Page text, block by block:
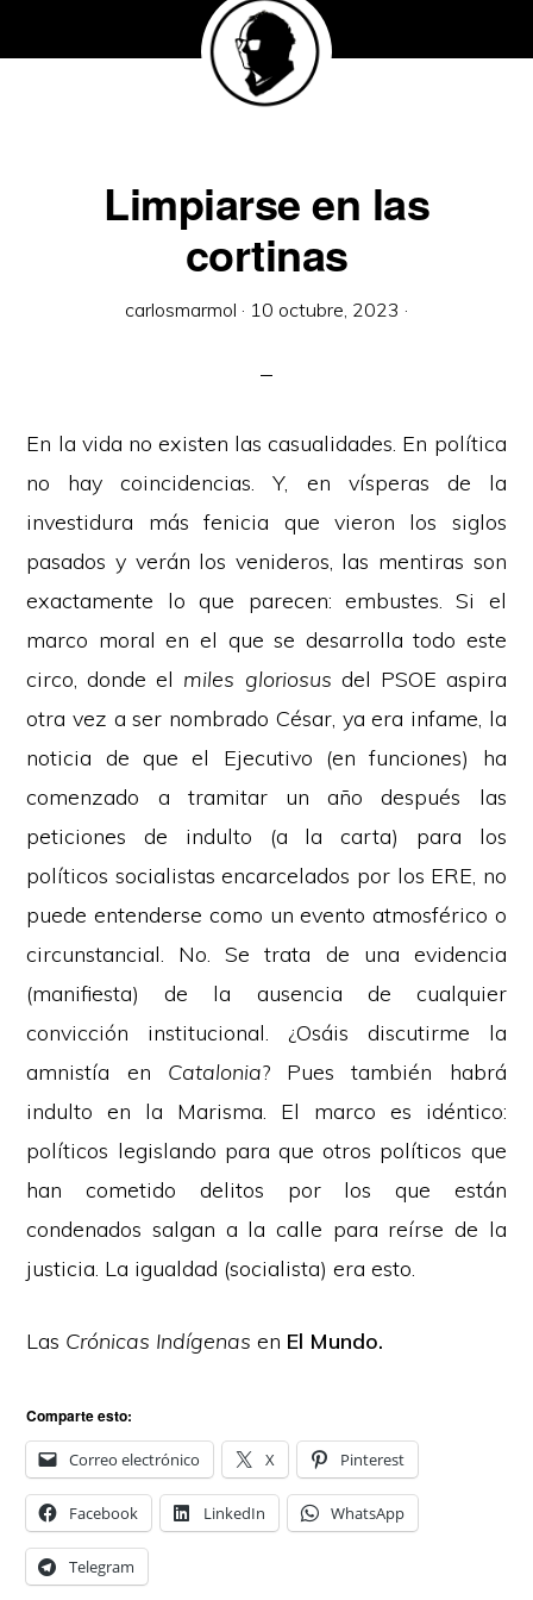
Limpiarse en las
cortinas
carlosmarmol · 10 octubre, 2023 ·
En la vida no existen las casualidades. En política
no hay coincidencias. Y, en vísperas de la
investidura más fenicia que vieron los siglos
pasados y verán los venideros, las mentiras son
exactamente lo que parecen: embustes. Si el
marco moral en el que se desarrolla todo este
circo, donde el miles gloriosus del PSOE aspira
otra vez a ser nombrado César, ya era infame, la
noticia de que el Ejecutivo (en funciones) ha
comenzado a tramitar un año después las
peticiones de indulto (a la carta) para los
políticos socialistas encarcelados por los ERE, no
puede entenderse como un evento atmosférico o
circunstancial. No. Se trata de una evidencia
(manifiesta) de la ausencia de cualquier
convicción institucional. ¿Osáis discutirme la
amnistía en Catalonia? Pues también habrá
indulto en la Marisma. El marco es idéntico:
políticos legislando para que otros políticos que
han cometido delitos por los que están
condenados salgan a la calle para reírse de la
justicia. La igualdad (socialista) era esto.
Las Crónicas Indígenas en El Mundo.
Comparte esto:
Correo electrónico X Pinterest
Facebook LinkedIn WhatsApp
Telegram